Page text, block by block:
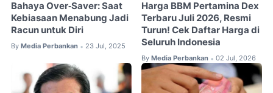
Bahaya Over‑Saver: Saat
Kebiasaan Menabung Jadi
Racun untuk Diri
By Media Perbankan • 23 Jul, 2025
Harga BBM Pertamina Dex
Terbaru Juli 2026, Resmi
Turun! Cek Daftar Harga di
Seluruh Indonesia
By Media Perbankan • 02 Jul, 2026